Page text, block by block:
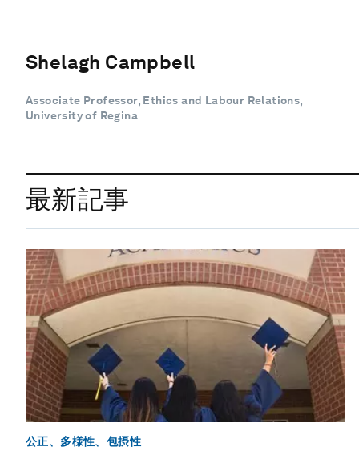
Shelagh Campbell
Associate Professor, Ethics and Labour Relations,
University of Regina
最新記事
公正、多様性、包摂性